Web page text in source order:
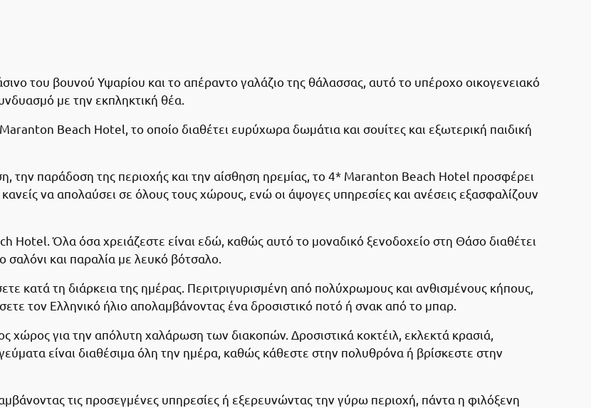
του βουνού Υψαρίου και το απέραντο γαλάζιο της θάλασσας, αυτό το υπέροχο οικογενειακό
με την εκπληκτική θέα.
Beach Hotel, το οποίο διαθέτει ευρύχωρα δωμάτια και σουίτες και εξωτερική παιδική
παράδοση της περιοχής και την αίσθηση ηρεμίας, το 4* Maranton Beach Hotel προσφέρει
να απολαύσει σε όλους τους χώρους, ενώ οι άψογες υπηρεσίες και ανέσεις εξασφαλίζουν
Όλα όσα χρειάζεστε είναι εδώ, καθώς αυτό το μοναδικό ξενοδοχείο στη Θάσο διαθέτει
σαλόνι και παραλία με λευκό βότσαλο.
κατά τη διάρκεια της ημέρας. Περιτριγυρισμένη από πολύχρωμους και ανθισμένους κήπους,
τον Ελληνικό ήλιο απολαμβάνοντας ένα δροσιστικό ποτό ή σνακ από το μπαρ.
χώρος για την απόλυτη χαλάρωση των διακοπών. Δροσιστικά κοκτέιλ, εκλεκτά κρασιά,
είναι διαθέσιμα όλη την ημέρα, καθώς κάθεστε στην πολυθρόνα ή βρίσκεστε στην
τις προσεγμένες υπηρεσίες ή εξερευνώντας την γύρω περιοχή, πάντα η φιλόξενη